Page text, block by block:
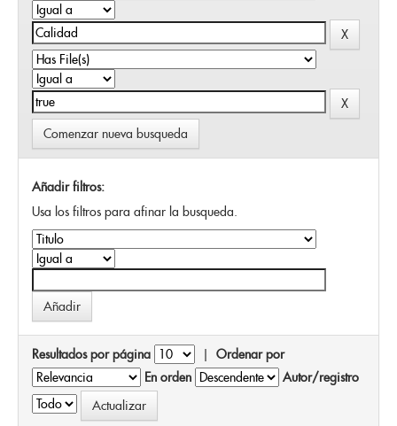
Comenzar nueva busqueda
Añadir filtros:
Usa los filtros para afinar la busqueda.
Resultados por página | Ordenar por
En orden
Autor/registro